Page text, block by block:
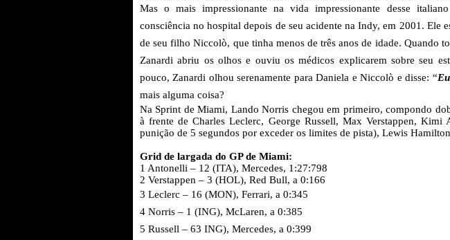
Mas o mais impressionante na vida impressionante desse
consciência no hospital depois de seu acidente na Indy, em 2001. Ele
de seu filho Niccolò, que tinha menos de três anos de idade. Quando
Zanardi abriu os olhos e ouviu os médicos explicarem sobre seu
pouco, Zanardi olhou serenamente para Daniela e Niccolò e disse: “
mais alguma coisa?
Na Sprint de Miami, Lando Norris chegou em primeiro, compondo
à frente de Charles Leclerc, George Russell, Max Verstappen,
punição de 5 segundos por exceder os limites de pista), Lewis
Grid de largada do GP de Miami:
1 Antonelli – 12 (ITA), Mercedes, 1:27:798
2 Verstappen – 3 (HOL), Red Bull, a 0:166
3 Leclerc – 16 (MON), Ferrari, a 0:345
4 Norris – 1 (ING), McLaren, a 0:385
5 Russell – 63 ING), Mercedes, a 0:399